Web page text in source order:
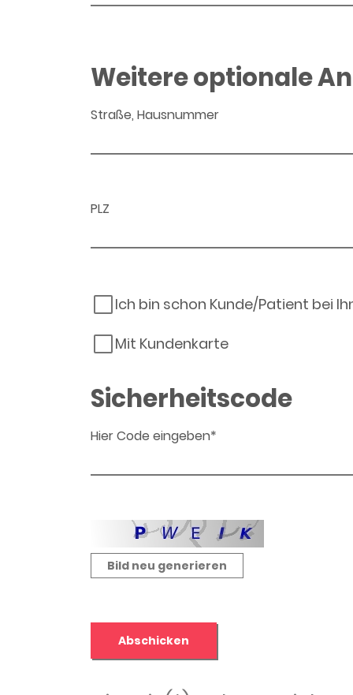
Weitere optionale
Straße, Hausnummer
PLZ
Ich bin schon Kunde/Patient bei
Mit Kundenkarte
Sicherheitscode
Hier Code eingeben*